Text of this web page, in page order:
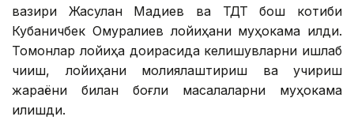
вазири Жасулан Мадиев ва ТДТ бош котиби
Кубаничбек Омуралиев лойиҳани муҳокама қилди.
Томонлар лойиҳа доирасида келишувларни ишлаб
чиқиш, лойиҳани молиялаштириш ва учириш
жараёни билан боғлиқ масалаларни муҳокама
қилишди.